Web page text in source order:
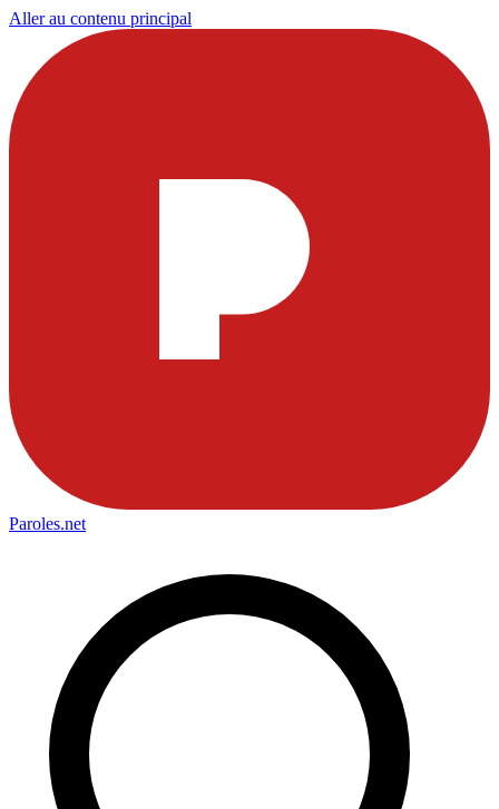
Aller au contenu principal
Paroles.net